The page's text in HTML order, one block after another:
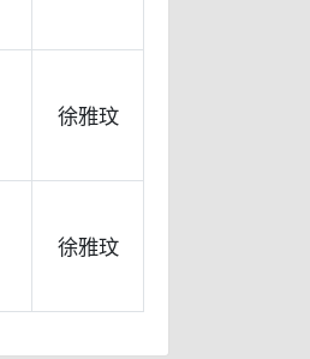
徐雅玟
徐雅玟